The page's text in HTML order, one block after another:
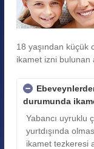
18 yaşından küçük
ikamet izni bulunan
durumunda
Yabancı uyruklu
yurtdışında
ikamet tezkeresi